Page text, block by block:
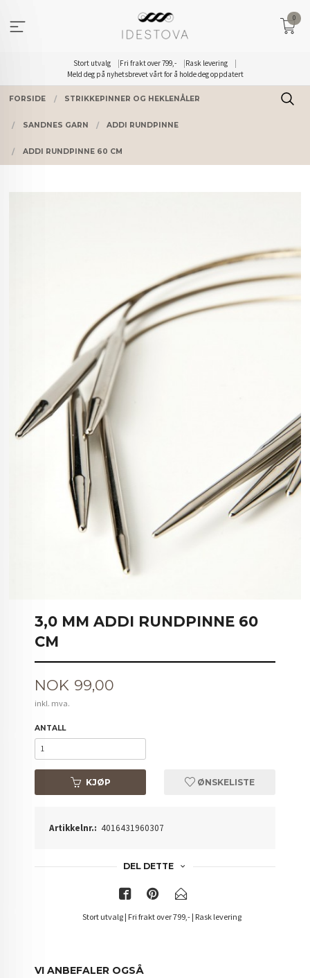
innholdet
Stort utvalg Fri frakt over 799,-
Rask levering
Meld deg på nyhetsbrevet vårt for å holde deg oppdatert
0
FORSIDE STRIKKEPINNER OG HEKLENÅLER
SANDNES GARN ADDI RUNDPINNE
ADDI RUNDPINNE 60 CM
3,0 MM ADDI RUNDPINNE 60
CM
Pris
NOK 99,00
inkl. mva.
ANTALL
KJØP ØNSKELISTE
Artikkelnr.: 4016431960307
DEL DETTE
Stort utvalg | Fri frakt over 799,- | Rask levering
VI ANBEFALER OGSÅ